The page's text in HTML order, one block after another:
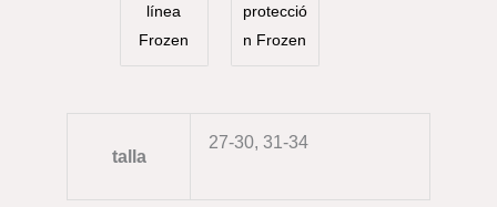
línea
Frozen
protecció
n Frozen
talla
27-30, 31-34